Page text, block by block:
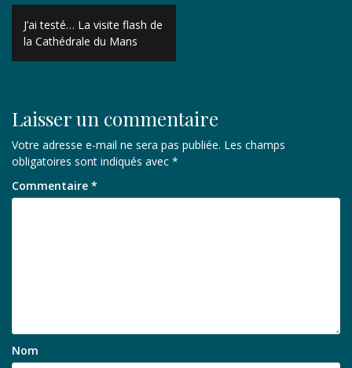
Navigation
de
l’article
J’ai testé… La visite flash de
la Cathédrale du Mans
Laisser un commentaire
Votre adresse e-mail ne sera pas publiée. Les champs
obligatoires sont indiqués avec *
Commentaire *
Nom